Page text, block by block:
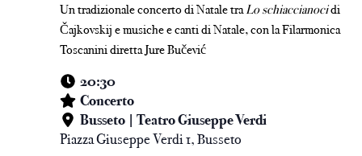
Un tradizionale concerto di Natale traLo schiaccianocidi
Čajkovskij e musiche e canti di Natale, con la Filarmonica
Toscanini diretta Jure Bučević
20:30
Concerto
Busseto | Teatro Giuseppe Verdi
Piazza Giuseppe Verdi 1, Busseto